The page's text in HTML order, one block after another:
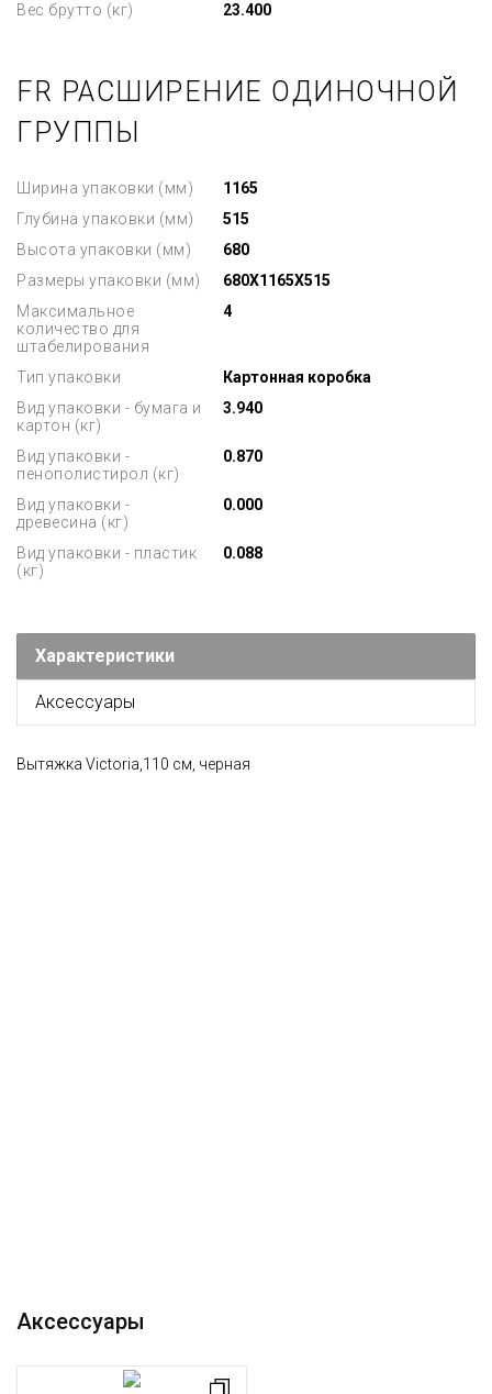
Вес брутто (кг)
23.400
FR РАСШИРЕНИЕ ОДИНОЧНОЙ
ГРУППЫ
Ширина упаковки (мм)
1165
Глубина упаковки (мм)
515
Высота упаковки (мм)
680
Размеры упаковки (мм)
680X1165X515
Максимальное
количество для
штабелирования
4
Тип упаковки
Картонная коробка
Вид упаковки - бумага и
картон (кг)
3.940
Вид упаковки -
пенополистирол (кг)
0.870
Вид упаковки -
древесина (кг)
0.000
Вид упаковки - пластик
(кг)
0.088
Характеристики
Аксессуары
Вытяжка Victoria,110 см, черная
Аксессуары